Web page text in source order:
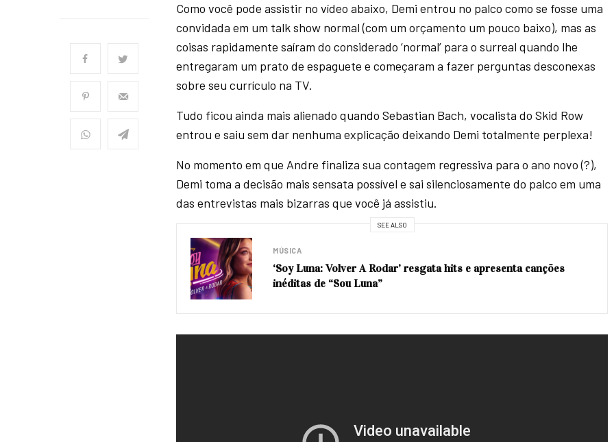
Como você pode assistir no vídeo abaixo, Demi entrou no palco como se fosse uma
convidada em um talk show normal (com um orçamento um pouco baixo), mas as
coisas rapidamente saíram do considerado ‘normal’ para o surreal quando lhe
entregaram um prato de espaguete e começaram a fazer perguntas desconexas
sobre seu currículo na TV.
Tudo ficou ainda mais alienado quando Sebastian Bach, vocalista do Skid Row
entrou e saiu sem dar nenhuma explicação deixando Demi totalmente perplexa!
No momento em que Andre finaliza sua contagem regressiva para o ano novo (?),
Demi toma a decisão mais sensata possível e sai silenciosamente do palco em uma
das entrevistas mais bizarras que você já assistiu.
SEE ALSO
MÚSICA
‘Soy Luna: Volver A Rodar’ resgata hits e apresenta canções
inéditas de “Sou Luna”